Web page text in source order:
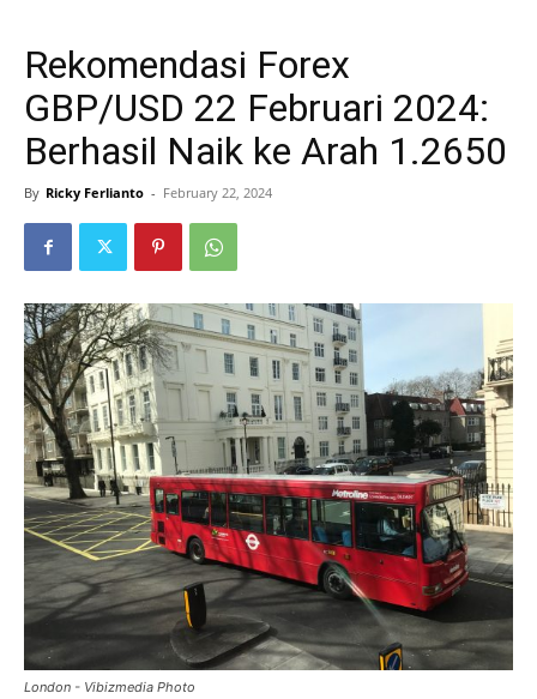
Rekomendasi Forex
GBP/USD 22 Februari 2024:
Berhasil Naik ke Arah 1.2650
By Ricky Ferlianto - February 22, 2024
London - Vibizmedia Photo